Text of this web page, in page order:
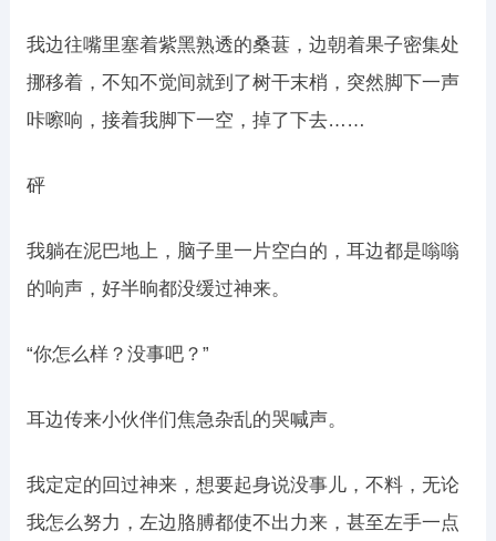
我边往嘴里塞着紫黑熟透的桑葚，边朝着果子密集处
挪移着，不知不觉间就到了树干末梢，突然脚下一声
咔嚓响，接着我脚下一空，掉了下去……
砰
我躺在泥巴地上，脑子里一片空白的，耳边都是嗡嗡
的响声，好半晌都没缓过神来。
“你怎么样？没事吧？”
耳边传来小伙伴们焦急杂乱的哭喊声。
我定定的回过神来，想要起身说没事儿，不料，无论
我怎么努力，左边胳膊都使不出力来，甚至左手一点